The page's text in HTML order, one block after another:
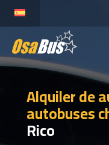
content
ALQUILER DE
DESTINOS
Alquiler de
autobuses
Rico